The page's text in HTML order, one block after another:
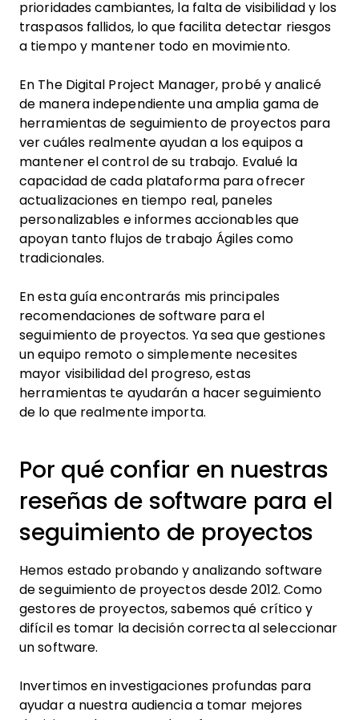
prioridades cambiantes, la falta de visibilidad y los
traspasos fallidos, lo que facilita detectar riesgos
a tiempo y mantener todo en movimiento.
En The Digital Project Manager, probé y analicé
de manera independiente una amplia gama de
herramientas de seguimiento de proyectos para
ver cuáles realmente ayudan a los equipos a
mantener el control de su trabajo. Evalué la
capacidad de cada plataforma para ofrecer
actualizaciones en tiempo real, paneles
personalizables e informes accionables que
apoyan tanto flujos de trabajo Ágiles como
tradicionales.
En esta guía encontrarás mis principales
recomendaciones de software para el
seguimiento de proyectos. Ya sea que gestiones
un equipo remoto o simplemente necesites
mayor visibilidad del progreso, estas
herramientas te ayudarán a hacer seguimiento
de lo que realmente importa.
Por qué confiar en nuestras
reseñas de software para el
seguimiento de proyectos
Hemos estado probando y analizando software
de seguimiento de proyectos desde 2012. Como
gestores de proyectos, sabemos qué crítico y
difícil es tomar la decisión correcta al seleccionar
un software.
Invertimos en investigaciones profundas para
ayudar a nuestra audiencia a tomar mejores